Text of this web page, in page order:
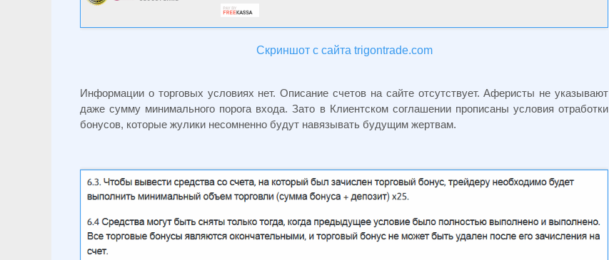
Скриншот с сайта trigontrade.com
Информации о торговых условиях нет. Описание счетов на сайте отсутствует. Аферисты не указывают
даже сумму минимального порога входа. Зато в Клиентском соглашении прописаны условия отработки
бонусов, которые жулики несомненно будут навязывать будущим жертвам.